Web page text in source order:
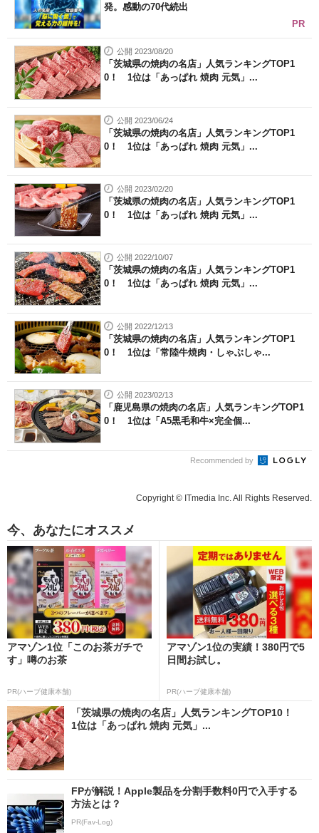
発。感動の70代続出
PR
公開 2023/08/20
「茨城県の焼肉の名店」人気ランキングTOP1
0！ 1位は「あっぱれ 焼肉 元気」...
公開 2023/06/24
「茨城県の焼肉の名店」人気ランキングTOP1
0！ 1位は「あっぱれ 焼肉 元気」...
公開 2023/02/20
「茨城県の焼肉の名店」人気ランキングTOP1
0！ 1位は「あっぱれ 焼肉 元気」...
公開 2022/10/07
「茨城県の焼肉の名店」人気ランキングTOP1
0！ 1位は「あっぱれ 焼肉 元気」...
公開 2022/12/13
「茨城県の焼肉の名店」人気ランキングTOP1
0！ 1位は「常陸牛焼肉・しゃぶしゃ...
公開 2023/02/13
「鹿児島県の焼肉の名店」人気ランキングTOP1
0！ 1位は「A5黒毛和牛×完全個...
Recommended by
Copyright © ITmedia Inc. All Rights Reserved.
今、あなたにオススメ
アマゾン1位「このお茶ガチで
す」噂のお茶
PR(ハーブ健康本舗)
アマゾン1位の実績！380円で5
日間お試し。
PR(ハーブ健康本舗)
「茨城県の焼肉の名店」人気ランキングTOP10！
1位は「あっぱれ 焼肉 元気」...
FPが解説！Apple製品を分割手数料0円で入手する
方法とは？
PR(Fav-Log)